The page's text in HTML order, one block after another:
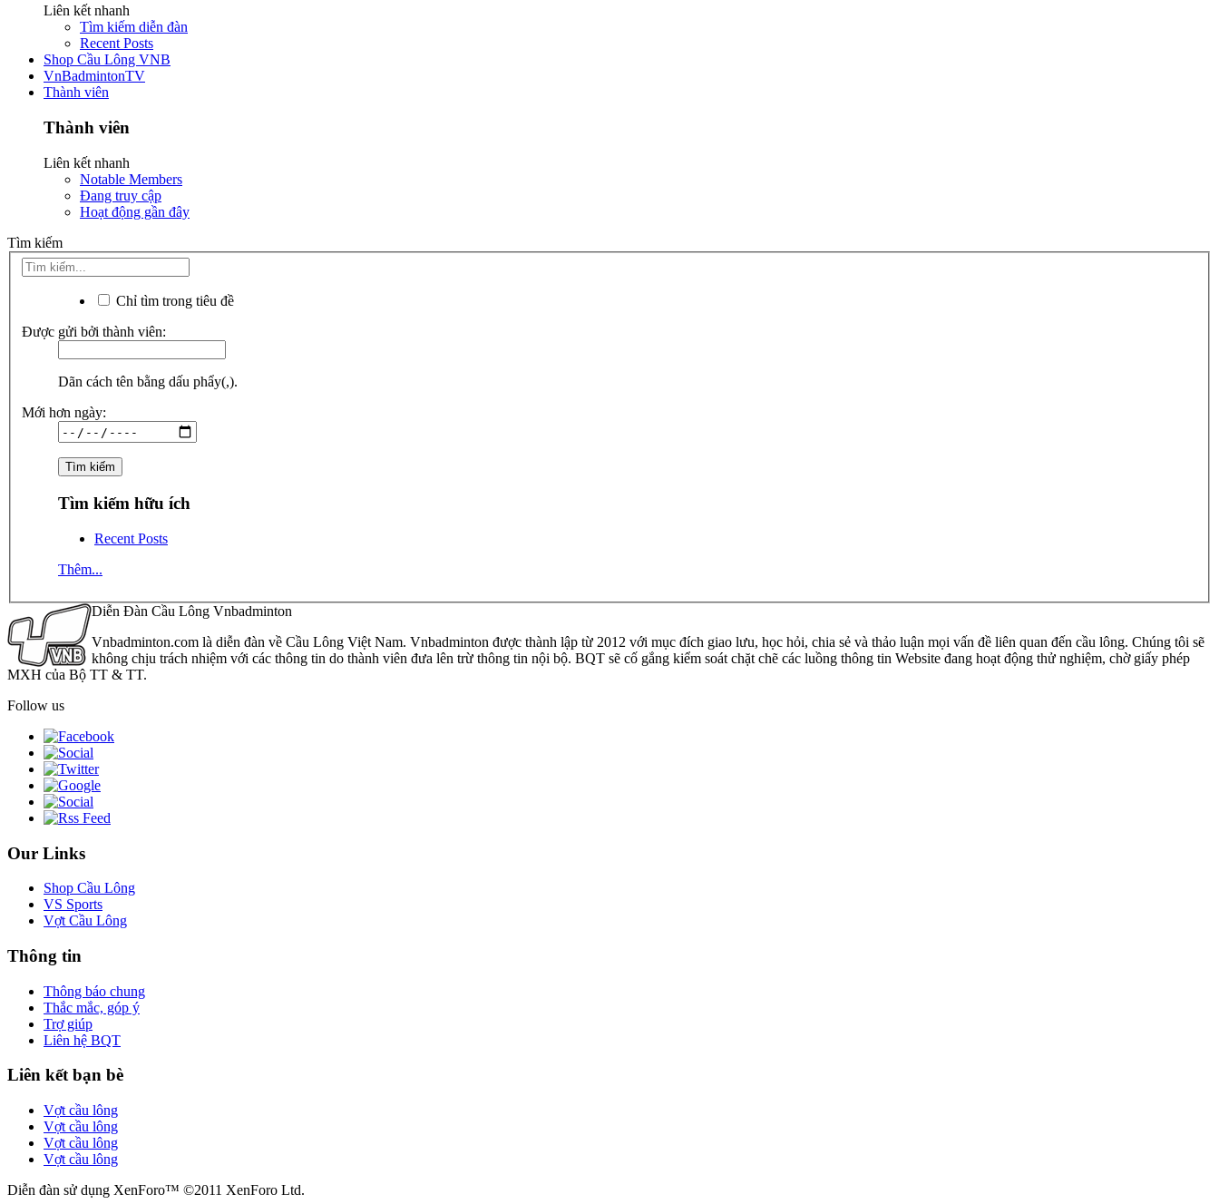
Liên kết nhanh
Tìm kiếm diễn đàn
Recent Posts
Shop Cầu Lông VNB
VnBadmintonTV
Thành viên
Thành viên
Liên kết nhanh
Notable Members
Đang truy cập
Hoạt động gần đây
Tìm kiếm
Chỉ tìm trong tiêu đề
Được gửi bởi thành viên:
Dãn cách tên bằng dấu phẩy(,).
Mới hơn ngày:
Tìm kiếm hữu ích
Recent Posts
Thêm...
Diễn Đàn Cầu Lông Vnbadminton
Vnbadminton.com là diễn đàn về Cầu Lông Việt Nam. Vnbadminton được thành lập từ 2012 với mục đích giao lưu, học hỏi, chia sẻ và thảo luận mọi vấn đề liên quan đến cầu lông. Chúng tôi sẽ
không chịu trách nhiệm với các thông tin do thành viên đưa lên trừ thông tin nội bộ. BQT sẽ cố gắng kiểm soát chặt chẽ các luồng thông tin Website đang hoạt động thử nghiệm, chờ giấy phép
MXH của Bộ TT & TT.
Follow us
Our Links
Shop Cầu Lông
VS Sports
Vợt Cầu Lông
Thông tin
Thông báo chung
Thắc mắc, góp ý
Trợ giúp
Liên hệ BQT
Liên kết bạn bè
Vợt cầu lông
Vợt cầu lông
Vợt cầu lông
Vợt cầu lông
Diễn đàn sử dụng XenForo™ ©2011 XenForo Ltd.